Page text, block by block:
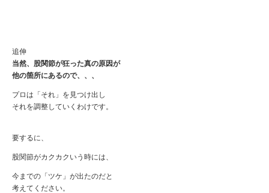
追伸
当然、股関節が狂った真の原因が
他の箇所にあるので、、、
プロは「それ」を見つけ出し
それを調整していくわけです。
要するに、
股関節がカクカクいう時には、
今までの「ツケ」が出たのだと
考えてください。